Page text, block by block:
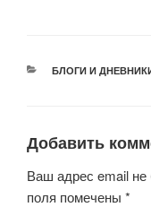
er e
o
k
s
p
РУБРИКИ
БЛОГИ И
Добавить
Ваш адрес email не
поля помечены *